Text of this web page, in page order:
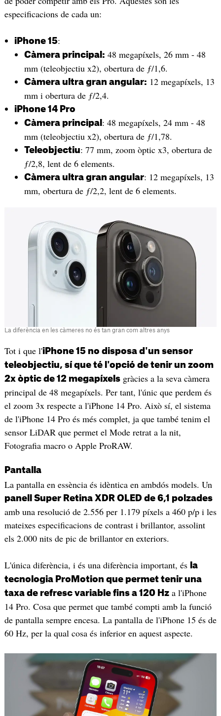
especificacions de cada un:
iPhone 15:
Càmera principal: 48 megapíxels, 26 mm - 48
mm (teleobjectiu x2), obertura de ƒ/1,6.
Càmera ultra gran angular: 12 megapíxels, 13
mm i obertura de ƒ/2,4.
iPhone 14 Pro
Càmera principal : 48 megapíxels, 24 mm - 48
mm (teleobjectiu x2), obertura de ƒ/1,78.
Teleobjectiu: 77 mm, zoom òptic x3, obertura de
ƒ/2,8, lent de 6 elements.
Càmera ultra gran angular: 12 megapíxels, 13
mm, obertura de ƒ/2,2, lent de 6 elements.
La diferència en les càmeres no és tan gran com altres anys
Tot i que l'iPhone 15 no disposa d'un sensor
teleobjectiu, sí que té l'opció de tenir un zoom
2x òptic de 12 megapíxelsgràcies a la seva càmera
principal de 48 megapíxels. Per tant, l'únic que perdem és
el zoom 3x respecte a l'iPhone 14 Pro. Això sí, el sistema
de l'iPhone 14 Pro és més complet, ja que també tenim el
sensor LiDAR que permet el Mode retrat a la nit,
Fotografia macro o Apple ProRAW.
Pantalla
La pantalla en essència és idèntica en ambdós models. Un
panell Super Retina XDR OLED de 6,1 polzades
amb una resolució de 2.556 per 1.179 píxels a 460 p/p i les
mateixes especificacions de contrast i brillantor, assolint
els 2.000 nits de pic de brillantor en exteriors.
L'única diferència, i és una diferència important, és la
tecnologia ProMotion que permet tenir una
taxa de refresc variable fins a 120 Hza l'iPhone
14 Pro. Cosa que permet que també compti amb la funció
de pantalla sempre encesa. La pantalla de l'iPhone 15 és de
60 Hz, per la qual cosa és inferior en aquest aspecte.